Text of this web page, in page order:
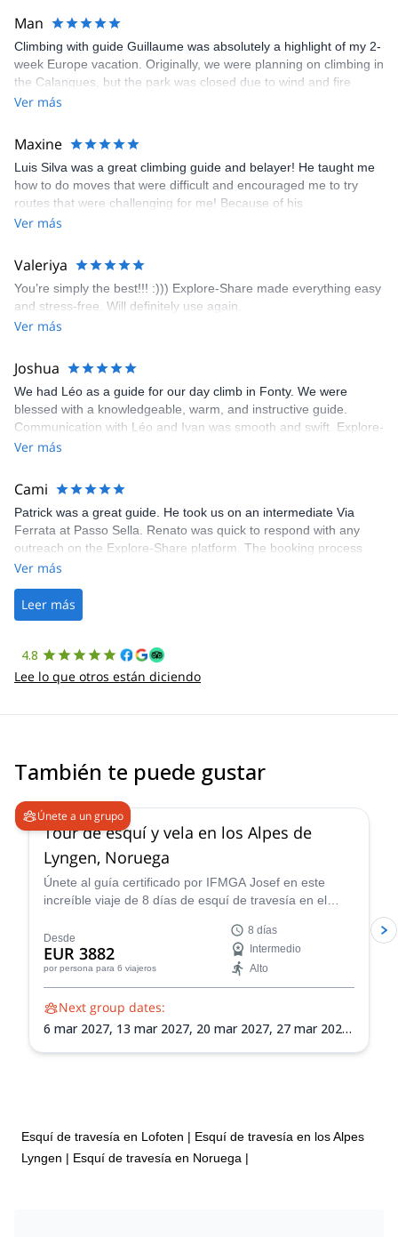
Man
Climbing with guide Guillaume was absolutely a highlight of my 2-
week Europe vacation. Originally, we were planning on climbing in
the Calanques, but the park was closed due to wind and fire
danger. Guillaume chose another amazing location (Pic de
kindly offered train station pick-up and hotel drop off, which I
appreciated very much. The multi-pitch route we did was not only
fun but also the right amount of challenge, which I thoroughly
enjoyed. The communication from the team (Gauthier) was
prompt and clear—highly recommend!
Ver más
Maxine
Luis Silva was a great climbing guide and belayer! He taught me
how to do moves that were difficult and encouraged me to try
routes that were challenging for me! Because of his
encouragement, I managed to complete these routes! I really
area. The weather was perfect, no direct sun and cool enough to
enjoy the climbs. Explore-Share made booking an outdoor
climbing experience in Lisbon extremely easy. Luis, our guide,
was fantastic, and the platform’s organization was flawless.
Ver más
Valeriya
You’re simply the best!!! :))) Explore-Share made everything easy
and stress-free. Will definitely use again.
Ver más
Joshua
We had Léo as a guide for our day climb in Fonty. We were
blessed with a knowledgeable, warm, and instructive guide.
Communication with Léo and Ivan was smooth and swift. Explore-
Share was excellent in arranging everything for our day climb.
making our adventure stress-free.
Ver más
Cami
Patrick was a great guide. He took us on an intermediate Via
Ferrata at Passo Sella. Renato was quick to respond with any
outreach on the Explore-Share platform. The booking process
was straightforward, and once Patrick was confirmed, all went
the platform.
Ver más
Leer más
4.8
Lee lo que otros están diciendo
También te puede gustar
Únete a un grupo
Tour de esquí y vela en los Alpes de
Lyngen, Noruega
Únete al guía certificado por IFMGA Josef en este
increíble viaje de 8 días de esquí de travesía en el
Noruega. Perfecciona tu navegación en terreno virgen,
conciencia sobre avalanchas y habilidades de
montañismo en esquí mientras exploras la vasta
naturaleza de los Alpes de Lyngen.
Desde
EUR 3882
por persona para 6 viajeros
8 días
Intermedio
Alto
Next group dates:
6 mar 2027, 13 mar 2027, 20 mar 2027, 27 mar 2027,
Esquí de travesía en Lofoten | Esquí de travesía en los Alpes
Lyngen | Esquí de travesía en Noruega |